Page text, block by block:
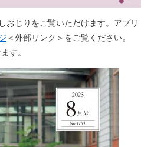
おじりをご覧いただけます。アプリ
＜外部リンク＞ をご覧ください。
す。